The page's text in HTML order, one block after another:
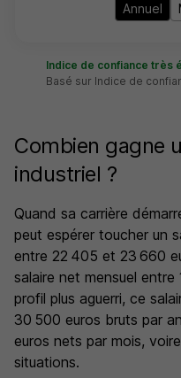
Annuel
Indice de confiance très
Basé sur Indice de
Combien gagne
industriel ?
Quand sa carrière
peut espérer toucher un
entre 22 405 et 23 660
salaire net mensuel
profil plus aguerri, ce
30 500 euros bruts par
euros nets par mois,
situations.